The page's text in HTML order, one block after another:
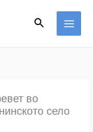
Search
во
село